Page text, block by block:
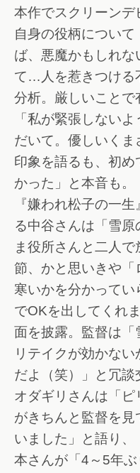
本作でスクリーン
自身の役柄につい
ば、悪魔かもしれな
て…人を惹きつける
分析。厳しいこと
「私が緊張しない
だいて。優しいくま
印象を語るも、初
かった」と本音も。
『嫌われ松子の一
る中谷さんは「雪原
ま役所さんと二人
節、かと思いきや
寒いかを分かって
でOKを出してくれ
面を披露。監督は「
リテイクが効かな
だよ（笑）」と冗談
オダギリさんは「
がきちんと監督を
いました」と語り
本さんが「4～5年ぶ